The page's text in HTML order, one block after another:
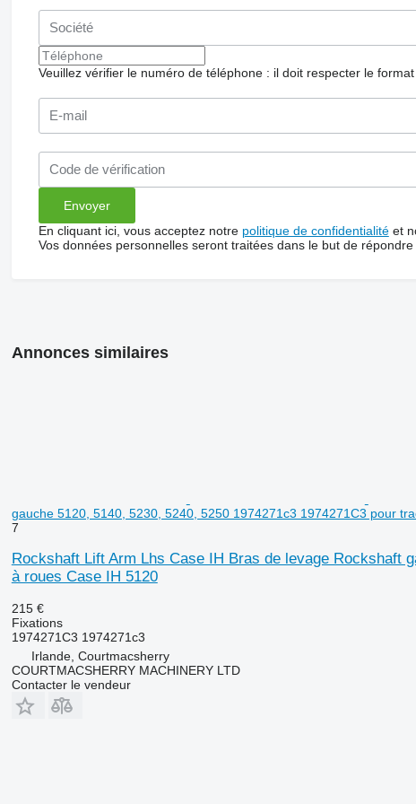
Veuillez vérifier le numéro de téléphone : il doit respecter le
En cliquant ici, vous acceptez notre politique de confidentialitéet
Vos données personnelles seront traitées dans le but de répondre
Annonces similaires
gauche 5120, 5140, 5230, 5240, 5250 1974271c3 1974271C3 pour
7
Rockshaft Lift Arm Lhs Case IH Bras de levage Rockshaft
à roues Case IH 5120
215 €
Fixations
1974271C3 1974271c3
Irlande, Courtmacsherry
COURTMACSHERRY MACHINERY LTD
Contacter le vendeur